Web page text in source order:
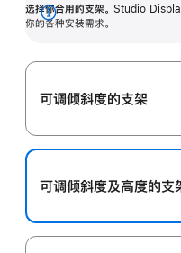
选择你合用的支架。 Studio
你的各种安装需求。
展
可调倾斜度的支架
可调倾斜度及高‍度的支‍